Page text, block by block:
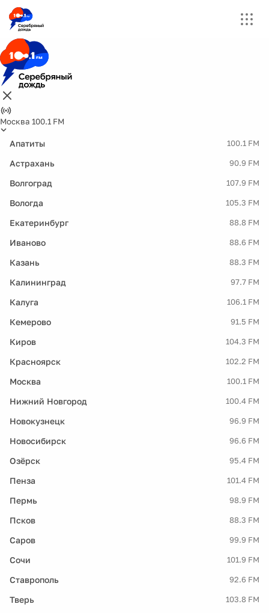
Москва 100.1 FM
Апатиты 100.1 FM
Астрахань 90.9 FM
Волгоград 107.9 FM
Вологда 105.3 FM
Екатеринбург 88.8 FM
Иваново 88.6 FM
Казань 88.3 FM
Калининград 97.7 FM
Калуга 106.1 FM
Кемерово 91.5 FM
Киров 104.3 FM
Красноярск 102.2 FM
Москва 100.1 FM
Нижний Новгород 100.4 FM
Новокузнецк 96.9 FM
Новосибирск 96.6 FM
Озёрск 95.4 FM
Пенза 101.4 FM
Пермь 98.9 FM
Псков 88.3 FM
Саров 99.9 FM
Сочи 101.9 FM
Ставрополь 92.6 FM
Тверь 103.8 FM